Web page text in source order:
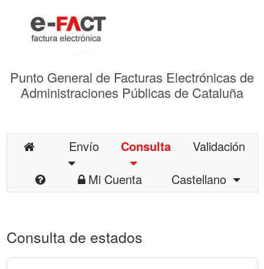
Punto General de Facturas Electrónicas de
Administraciones Públicas de Cataluña
Envío Consulta
Validación
Mi Cuenta
Castellano
Consulta de estados